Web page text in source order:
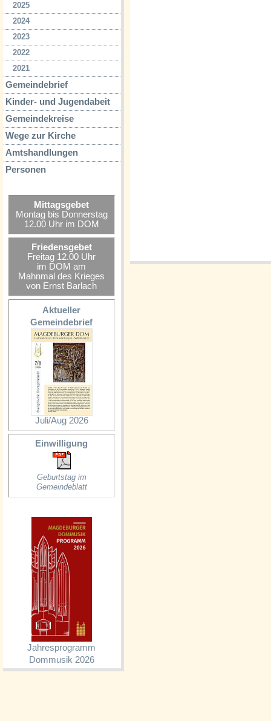
2025
2024
2023
2022
2021
Gemeindebrief
Kinder- und Jugendabeit
Gemeindekreise
Wege zur Kirche
Amtshandlungen
Personen
Mittagsgebet
Montag bis Donnerstag
12.00 Uhr im DOM
Friedensgebet
Freitag 12.00 Uhr
im DOM am
Mahnmal des Krieges
von Ernst Barlach
Aktueller
Gemeindebrief
Juli/Aug 2026
Einwilligung
Geburtstag im
Gemeindeblatt
Jahresprogramm
Dommusik 2026